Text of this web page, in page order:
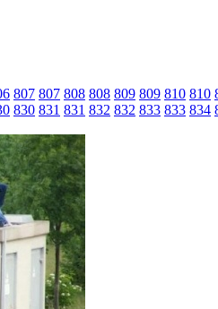
807 807 808 808 809 809 810 810
830 831 831 832 832 833 833 834